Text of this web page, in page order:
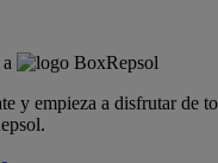
y empieza a disfrutar de